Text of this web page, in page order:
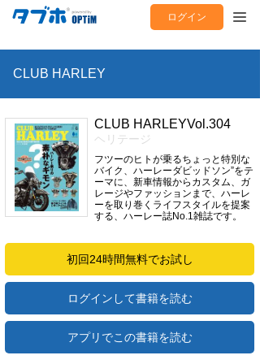
ログイン
CLUB HARLEY
CLUB HARLEYVol.304
ヘリテージ
フツーのヒトが乗るちょっと特別な
バイク、ハーレーダビッドソン”をテ
ーマに、新車情報からカスタム、ガ
レージやファッションまで、ハーレ
ーを取り巻くライフスタイルを提案
する、ハーレー誌No.1雑誌です。
初回24時間無料でお試し
ログインして書籍を読む
アプリでこの書籍を読む